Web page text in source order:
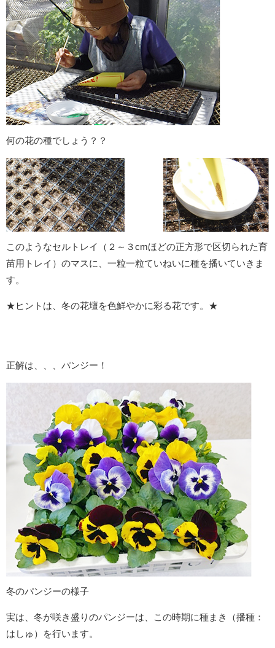
何の花の種でしょう？？
このようなセルトレイ（２～３cmほどの正方形で区切られた育
苗用トレイ）のマスに、一粒一粒ていねいに種を播いていきま
す。
★ヒントは、冬の花壇を色鮮やかに彩る花です。★
正解は、、、パンジー！
冬のパンジーの様子
実は、冬が咲き盛りのパンジーは、この時期に種まき（播種：
はしゅ）を行います。